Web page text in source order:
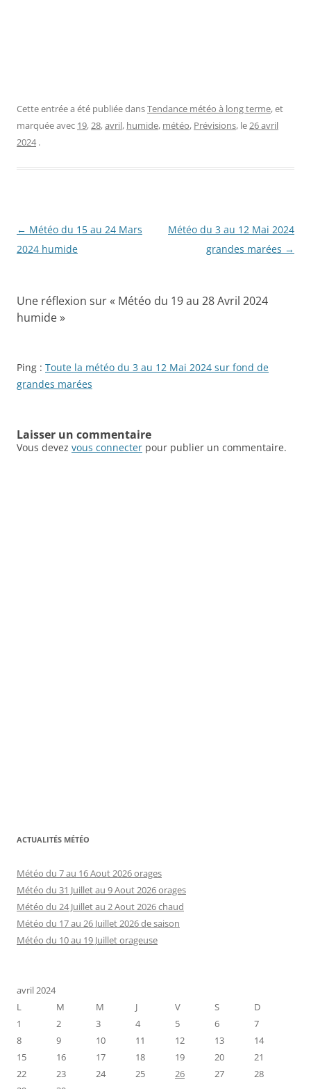
Cette entrée a été publiée dansTendance météo à long terme, et
marquée avec 19,28,avril, humide, météo, Prévisions, le26 avril
2024 .
Navigation
des
← Météo du 15 au 24 Mars
2024 humide
Météo du 3 au 12 Mai 2024
grandes marées →
Une réflexion sur « Météo du 19 au 28 Avril 2024
humide»
Ping : Toute la météo du 3 au 12 Mai 2024 sur fond de
grandes marées
Laisser un commentaire
Vous devez vous connecter pour publier un commentaire.
ACTUALITÉS MÉTÉO
Météo du 7 au 16 Aout 2026 orages
Météo du 31 Juillet au 9 Aout 2026 orages
Météo du 24 Juillet au 2 Aout 2026 chaud
Météo du 17 au 26 Juillet 2026 de saison
Météo du 10 au 19 Juillet orageuse
avril 2024
L
M M J V S
D
1
2 3 4 5 6
7
8
9 10 11 12 13
14
15
16 17 18 19 20
21
22
23 24 25 26 27
28